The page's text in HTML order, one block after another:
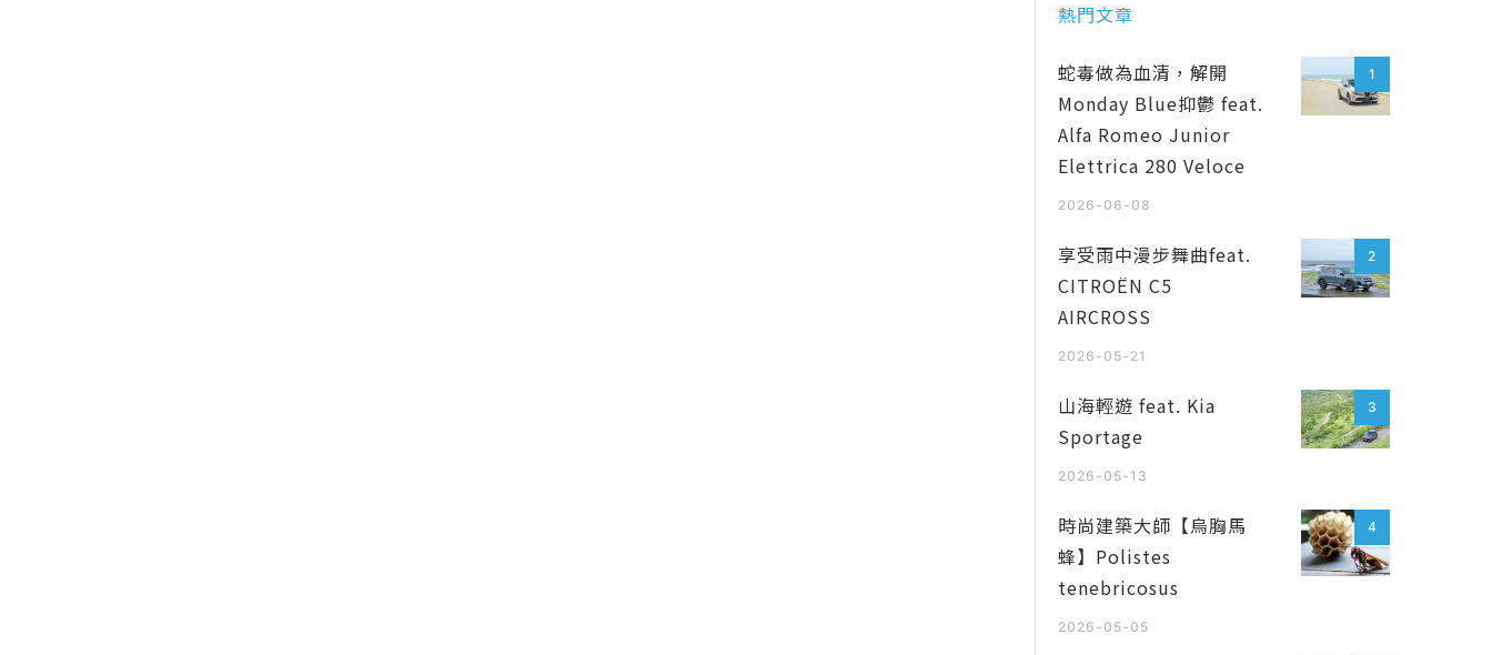
熱門文章
1
蛇毒做為血清，解開
Monday Blue抑鬱 feat.
Alfa Romeo Junior
Elettrica 280 Veloce
2026-06-08
2
享受雨中漫步舞曲feat.
CITROËN C5
AIRCROSS
2026-05-21
3
山海輕遊 feat. Kia
Sportage
2026-05-13
4
時尚建築大師【烏胸馬
蜂】Polistes
tenebricosus
2026-05-05